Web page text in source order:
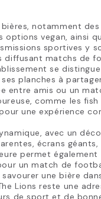
notamment des
options vegan, ainsi
sportives y
diffusant matchs de
se
planches à
entre amis ou un
comme les fish
une expérience
avec un
écrans géants,
permet également
un match de
une bière
Lions reste une
de sport et de